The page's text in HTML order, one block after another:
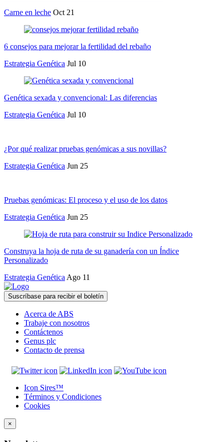
Carne en leche Oct 21
6 consejos para mejorar la fertilidad del rebaño
Estrategia Genética Jul 10
Genética sexada y convencional: Las diferencias
Estrategia Genética Jul 10
¿Por qué realizar pruebas genómicas a sus novillas?
Estrategia Genética Jun 25
Pruebas genómicas: El proceso y el uso de los datos
Estrategia Genética Jun 25
Construya la hoja de ruta de su ganadería con un Índice
Personalizado
Estrategia Genética Ago 11
Suscríbase para recibir el boletín
Acerca de ABS
Trabaje con nosotros
Contáctenos
Genus plc
Contacto de prensa
Icon Sires™
Términos y Condiciones
Cookies
×